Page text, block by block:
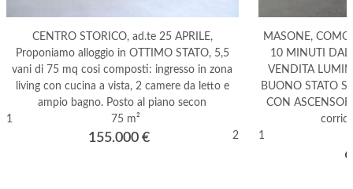
CENTRO STORICO, ad.te 25 APRILE,
Proponiamo alloggio in OTTIMO STATO, 5,5
vani di 75 mq cosi composti: ingresso in zona
living con cucina a vista, 2 camere da letto e
ampio bagno. Posto al piano secon
1
75 m²
2
155.000 €
MASONE,
10 MINUTI DAL
VENDITA
BUONO STATO
CON
1